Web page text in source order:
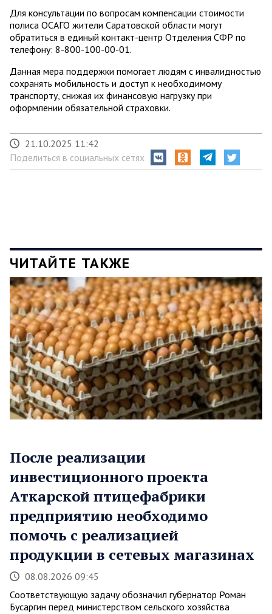
Для консультации по вопросам компенсации стоимости
полиса ОСАГО жители Саратовской области могут
обратиться в единый контакт-центр Отделения СФР по
телефону: 8-800-100-00-01.
Данная мера поддержки помогает людям с инвалидностью
сохранять мобильность и доступ к необходимому
транспорту, снижая их финансовую нагрузку при
оформлении обязательной страховки.
21.10.2025 11:42
Поделиться в социальных сетях
ЧИТАЙТЕ ТАКЖЕ
После реализации
инвестиционного проекта
Аткарской птицефабрики
предприятию необходимо
помочь с реализацией
продукции в сетевых магазинах
08.08.2026 09:45
Соответствующую задачу обозначил губернатор Роман
Бусаргин перед министерством сельского хозяйства